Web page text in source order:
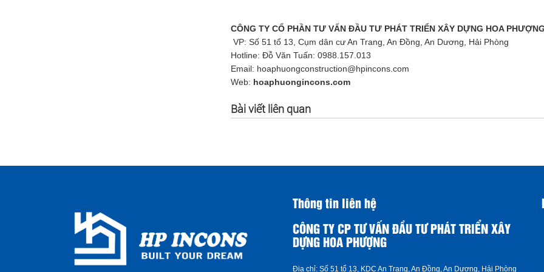
CÔNG TY CỔ PHẦN TƯ VẤN ĐẦU TƯ PHÁT TRIỂN XÂY DỰNG HOA PHƯỢNG
VP: Số 51 tổ 13, Cụm dân cư An Trang, An Đồng, An Dương, Hải Phòng
Hotline: Đỗ Văn Tuấn: 0988.157.013
Email: hoaphuongconstruction@hpincons.com
Web: hoaphuongincons.com
Bài viết liên quan
Thông tin liên hệ
CÔNG TY CP TƯ VẤN ĐẦU TƯ PHÁT TRIỂN XÂY
DỰNG HOA PHƯỢNG
Địa chỉ: Số 51 tổ 13, KDC An Trang, An Đồng, An Dương, Hải Phòng